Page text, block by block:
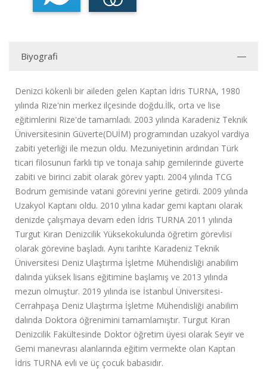
Biyografi
Denizci kökenli bir aileden gelen Kaptan İdris TURNA, 1980
yılında Rize'nin merkez ilçesinde doğdu.İlk, orta ve lise
eğitimlerini Rize'de tamamladı. 2003 yılında Karadeniz Teknik
Üniversitesinin Güverte(DUİM) programından uzakyol vardiya
zabiti yeterliği ile mezun oldu. Mezuniyetinin ardından Türk
ticari filosunun farklı tip ve tonaja sahip gemilerinde güverte
zabiti ve birinci zabit olarak görev yaptı. 2004 yılında TCG
Bodrum gemisinde vatani görevini yerine getirdi. 2009 yılında
Uzakyol Kaptanı oldu. 2010 yılına kadar gemi kaptanı olarak
denizde çalışmaya devam eden İdris TURNA 2011 yılında
Turgut Kıran Denizcilik Yüksekokulunda öğretim görevlisi
olarak görevine başladı. Aynı tarihte Karadeniz Teknik
Üniversitesi Deniz Ulaştırma İşletme Mühendisliği anabilim
dalında yüksek lisans eğitimine başlamış ve 2013 yılında
mezun olmuştur. 2019 yılında ise İstanbul Üniversitesi-
Cerrahpaşa Deniz Ulaştırma İşletme Mühendisliği anabilim
dalında Doktora öğrenimini tamamlamıştır. Turgut Kıran
Denizcilik Fakültesinde Doktor öğretim üyesi olarak Seyir ve
Gemi manevrası alanlarında eğitim vermekte olan Kaptan
İdris TURNA evli ve üç çocuk babasıdır.